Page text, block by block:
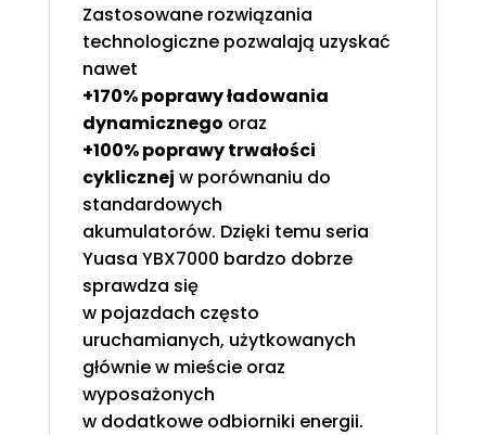
Zastosowane rozwiązania
technologiczne pozwalają uzyskać
nawet
+170% poprawy ładowania
dynamicznego oraz
+100% poprawy trwałości
cyklicznej w porównaniu do
standardowych
akumulatorów. Dzięki temu seria
Yuasa YBX7000 bardzo dobrze
sprawdza się
w pojazdach często
uruchamianych, użytkowanych
głównie w mieście oraz
wyposażonych
w dodatkowe odbiorniki energii.